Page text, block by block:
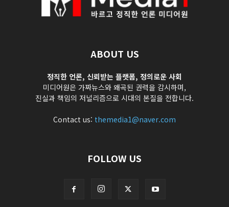
ABOUT US
정직한 언론, 신뢰받는 플랫폼, 정의로운 사회
미디어원은 가짜뉴스와 왜곡된 권력을 감시하며,
진실과 책임의 저널리즘으로 시대의 본질을 전합니다.
Contact us: themedia1@naver.com
FOLLOW US